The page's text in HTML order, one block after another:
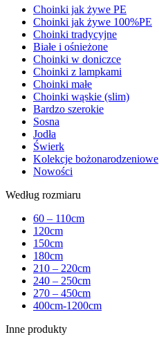
Choinki jak żywe PE
Choinki jak żywe 100%PE
Choinki tradycyjne
Białe i ośnieżone
Choinki w doniczce
Choinki z lampkami
Choinki małe
Choinki wąskie (slim)
Bardzo szerokie
Sosna
Jodła
Świerk
Kolekcje bożonarodzeniowe
Nowości
Według rozmiaru
60 – 110cm
120cm
150cm
180cm
210 – 220cm
240 – 250cm
270 – 450cm
400cm-1200cm
Inne produkty